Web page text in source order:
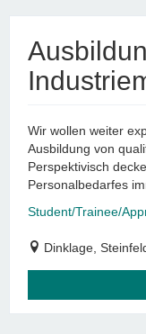
Wir wollen weiter
Ausbildung von
Perspektivisch
Personalbedarfes
Student/Trainee/
Dinklage,